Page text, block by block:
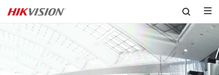
Skip to content